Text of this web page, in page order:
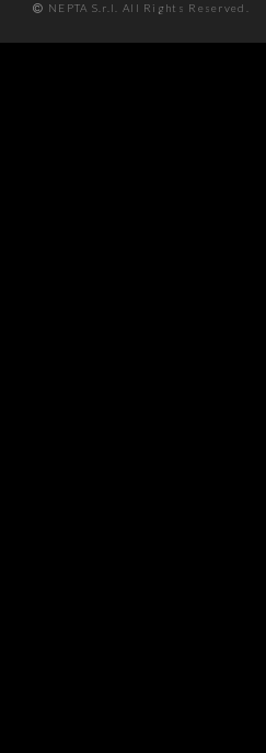
NEPTA S.r.l. All Rights Reserved.